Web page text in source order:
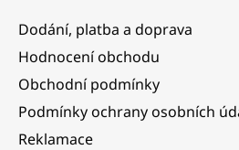
Dodání, platba a doprava
Hodnocení obchodu
Obchodní podmínky
Podmínky ochrany osobních
Reklamace